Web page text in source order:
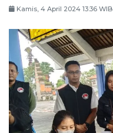
Kamis, 4 April 2024 13:36 WIB